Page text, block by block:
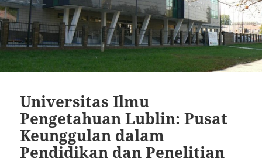
Universitas Ilmu
Pengetahuan Lublin: Pusat
Keunggulan dalam
Pendidikan dan Penelitian